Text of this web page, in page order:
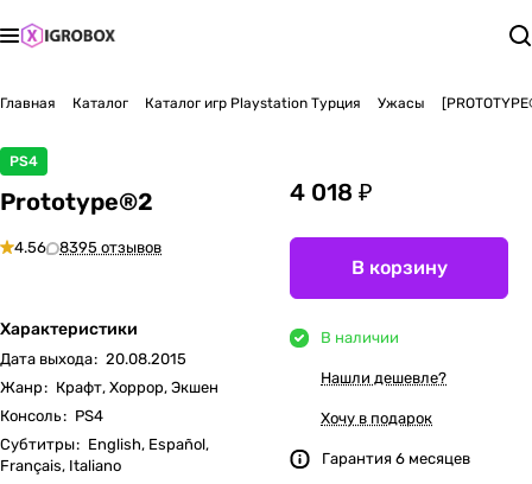
Главная Каталог Каталог игр Playstation Турция Ужасы
PS4
Prototype®2
4.56 8395 отзывов
Характеристики
Дата выхода: 20.08.2015
Жанр: Крафт, Хоррор, Экшен
Консоль: PS4
Субтитры: English, Español,
Français, Italiano
4 018 ₽
В корзину
В наличии
Нашли дешевле?
Хочу в подарок
Гарантия 6 месяцев